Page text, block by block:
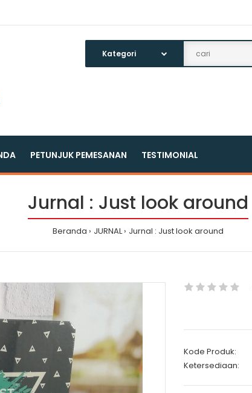
PETUNJUK PEMESANAN TESTIMONIAL
Jurnal : Just look around
Beranda JURNAL Jurnal : Just look around
Kode Produk:
Ketersediaan: